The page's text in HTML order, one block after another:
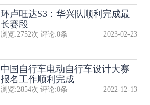
环卢旺达S3：华兴队顺利完成最
长赛段
浏览:2752次 评论:0条 2023-02-23
中国自行车电动自行车设计大赛
报名工作顺利完成
浏览:2854次 评论:0条 2022-12-13